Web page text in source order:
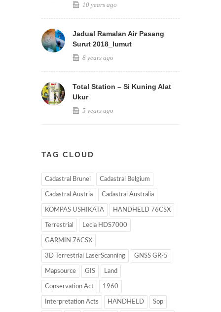
10 years ago
Jadual Ramalan Air Pasang
Surut 2018_lumut
8 years ago
Total Station – Si Kuning Alat
Ukur
5 years ago
TAG CLOUD
Cadastral Brunei Cadastral Belgium
Cadastral Austria Cadastral Australia
KOMPAS USHIKATA HANDHELD 76CSX
Terrestrial Lecia HDS7000
GARMIN 76CSX
3D Terrestrial LaserScanning GNSS GR-5
Mapsource GIS Land
Conservation Act 1960
Interpretation Acts HANDHELD Sop